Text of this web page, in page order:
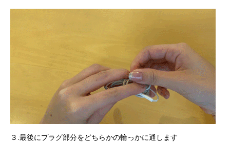
３.最後にプラグ部分をどちらかの輪っかに通します